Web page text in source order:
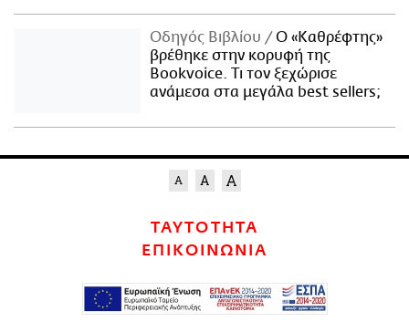
Οδηγός Βιβλίου
Ο «Καθρέφτης»
βρέθηκε στην κορυφή της
Bookvoice. Τι τον ξεχώρισε
ανάμεσα στα μεγάλα best sellers;
ΤΑΥΤΟΤΗΤΑ
ΕΠΙΚΟΙΝΩΝΙΑ